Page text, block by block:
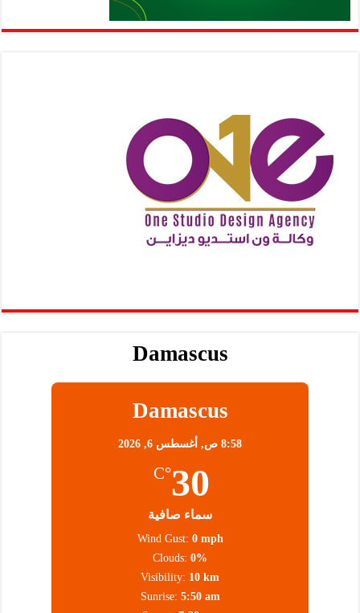
Damascus
Damascus
8:58 ص, أغسطس 6, 2026
30
°C
سماء صافية
Wind Gust: 0 mph
Clouds: 0%
Visibility: 10 km
Sunrise: 5:50 am